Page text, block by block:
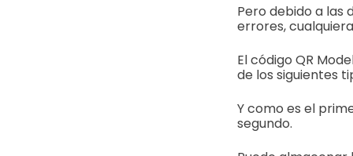
Pero debido a las
errores,
El código QR
de los siguientes
Y como es el
segundo.